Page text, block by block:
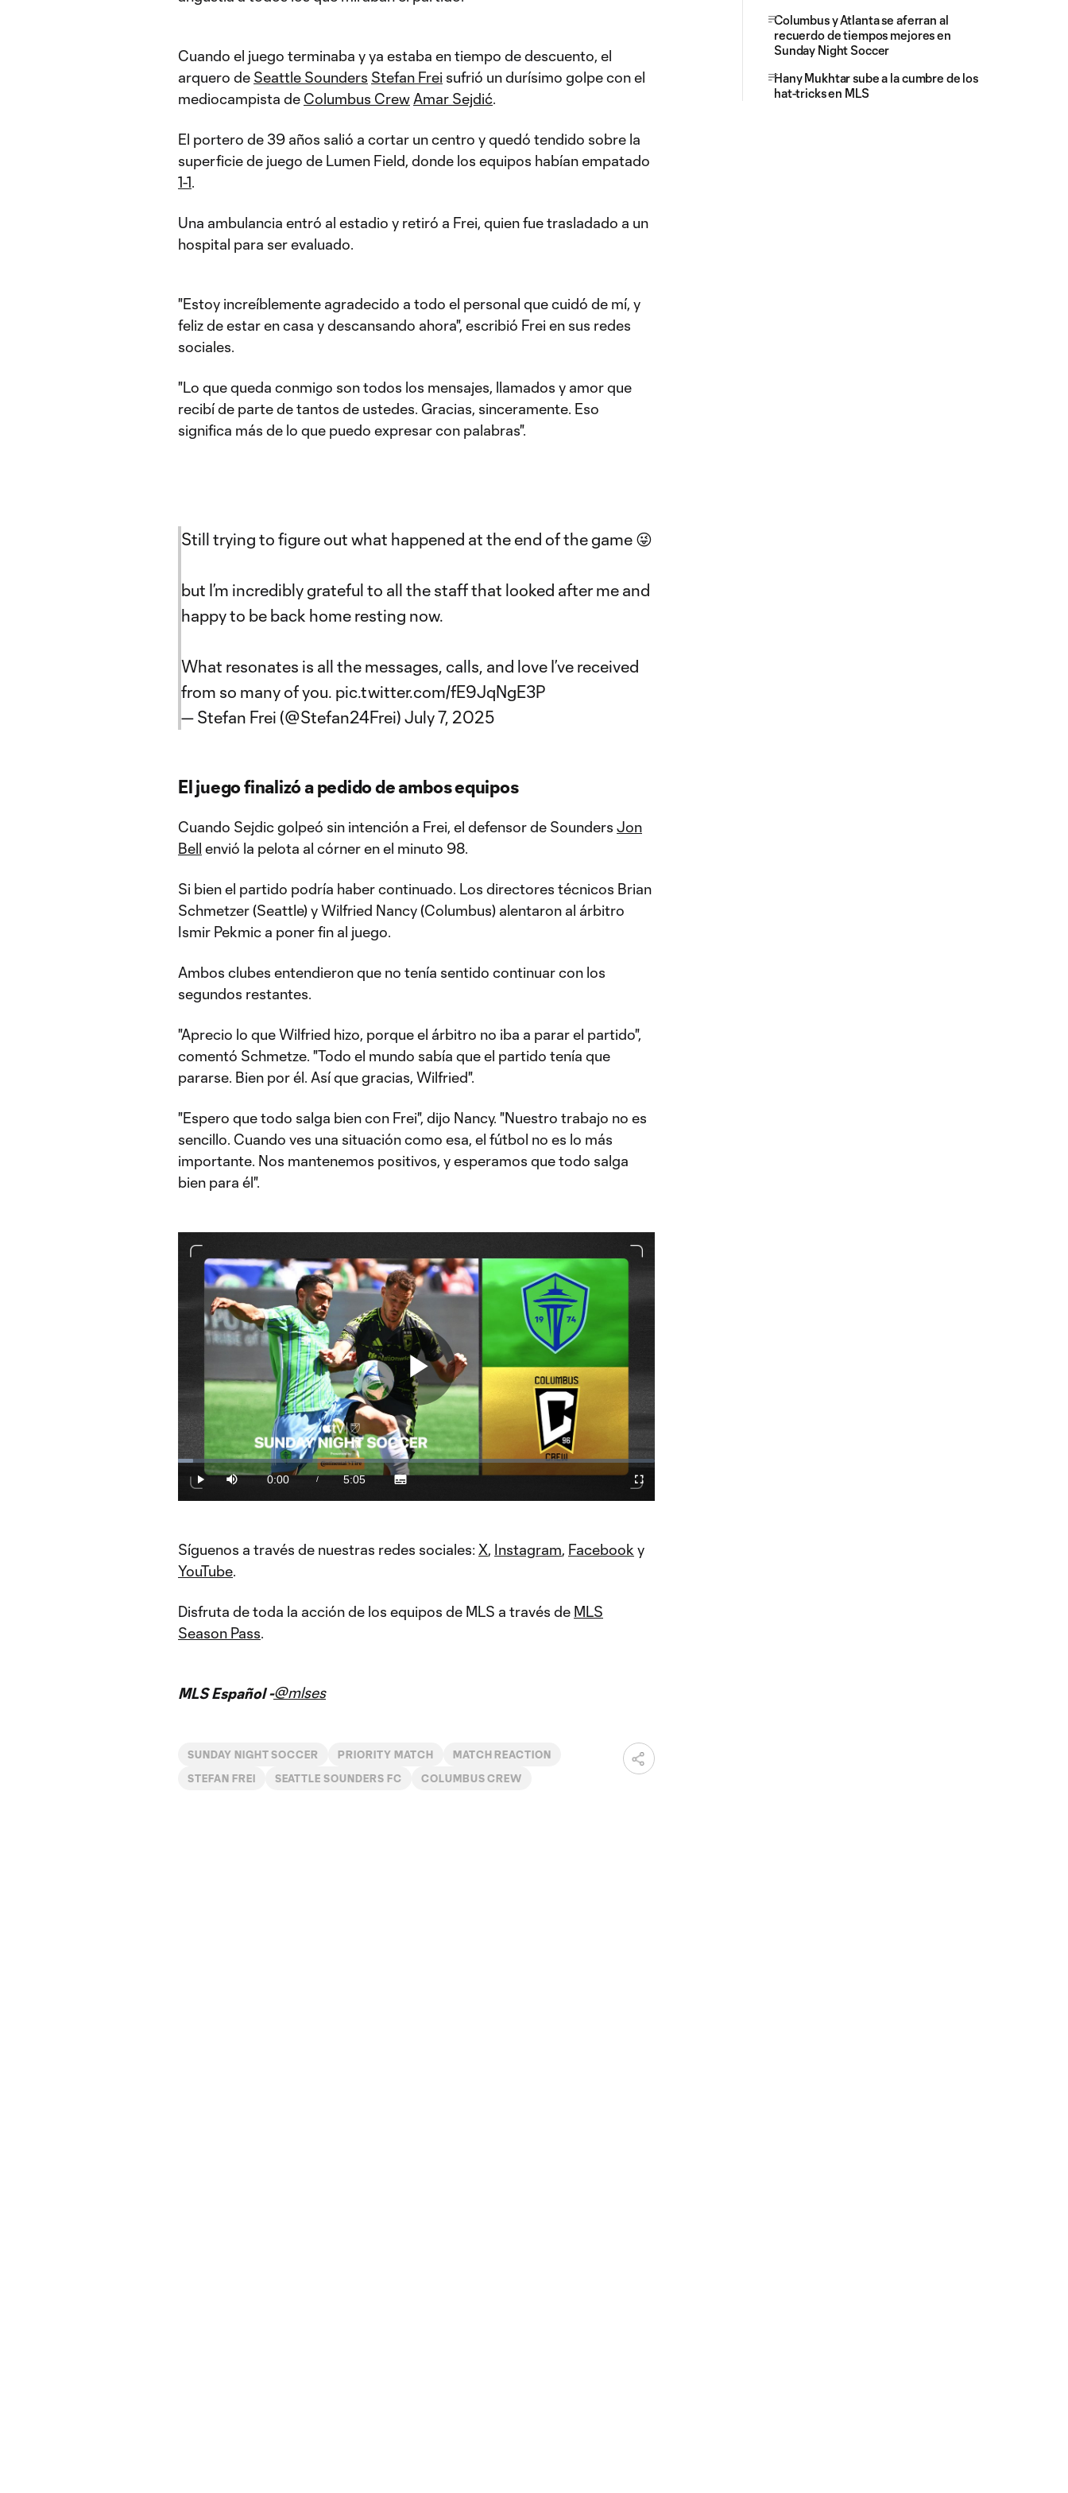
Cuando el juego terminaba y ya estaba en tiempo de descuento, el
arquero de Seattle Sounders Stefan Frei sufrió un durísimo golpe con el
mediocampista de Columbus Crew Amar Sejdić.
El portero de 39 años salió a cortar un centro y quedó tendido sobre la
superficie de juego de Lumen Field, donde los equipos habían empatado
1-1.
Una ambulancia entró al estadio y retiró a Frei, quien fue trasladado a un
hospital para ser evaluado.
"Estoy increíblemente agradecido a todo el personal que cuidó de mí, y
feliz de estar en casa y descansando ahora", escribió Frei en sus redes
sociales.
"Lo que queda conmigo son todos los mensajes, llamados y amor que
recibí de parte de tantos de ustedes. Gracias, sinceramente. Eso
significa más de lo que puedo expresar con palabras".
Still trying to figure out what happened at the end of the game 😜
but I’m incredibly grateful to all the staff that looked after me and
happy to be back home resting now.
What resonates is all the messages, calls, and love I’ve received
from so many of you. pic.twitter.com/fE9JqNgE3P
— Stefan Frei (@Stefan24Frei) July 7, 2025
El juego finalizó a pedido de ambos equipos
Cuando Sejdic golpeó sin intención a Frei, el defensor de Sounders Jon
Bell envió la pelota al córner en el minuto 98.
Si bien el partido podría haber continuado. Los directores técnicos Brian
Schmetzer (Seattle) y Wilfried Nancy (Columbus) alentaron al árbitro
Ismir Pekmic a poner fin al juego.
Ambos clubes entendieron que no tenía sentido continuar con los
segundos restantes.
"Aprecio lo que Wilfried hizo, porque el árbitro no iba a parar el partido",
comentó Schmetze. "Todo el mundo sabía que el partido tenía que
pararse. Bien por él. Así que gracias, Wilfried".
"Espero que todo salga bien con Frei", dijo Nancy. "Nuestro trabajo no es
sencillo. Cuando ves una situación como esa, el fútbol no es lo más
importante. Nos mantenemos positivos, y esperamos que todo salga
bien para él".
Play
Video
Play Mute
Current
Time
0:00 /
Duration
5:05
Loaded:
3.24%
Subtitles
Fullscreen
Síguenos a través de nuestras redes sociales: X, Instagram, Facebook y
YouTube.
Disfruta de toda la acción de los equipos de MLS a través de MLS
Season Pass.
MLS Español -@mlses
SUNDAY NIGHT SOCCER PRIORITY MATCH MATCH REACTION
STEFAN FREI SEATTLE SOUNDERS FC COLUMBUS CREW
Columbus y Atlanta se aferran al
recuerdo de tiempos mejores en
Sunday Night Soccer
Hany Mukhtar sube a la cumbre de los
hat-tricks en MLS